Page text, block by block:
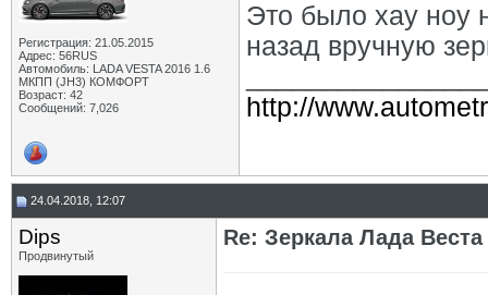
Регистрация: 21.05.2015
Адрес: 56RUS
Автомобиль: LADA VESTA 2016 1.6
МКПП (JH3) КОМФОРТ
Возраст: 42
Сообщений: 7,026
Это было хау ноу
назад вручную
http://
24.04.2018, 12:07
Dips
Продвинутый
Re: Зеркала Лада Веста